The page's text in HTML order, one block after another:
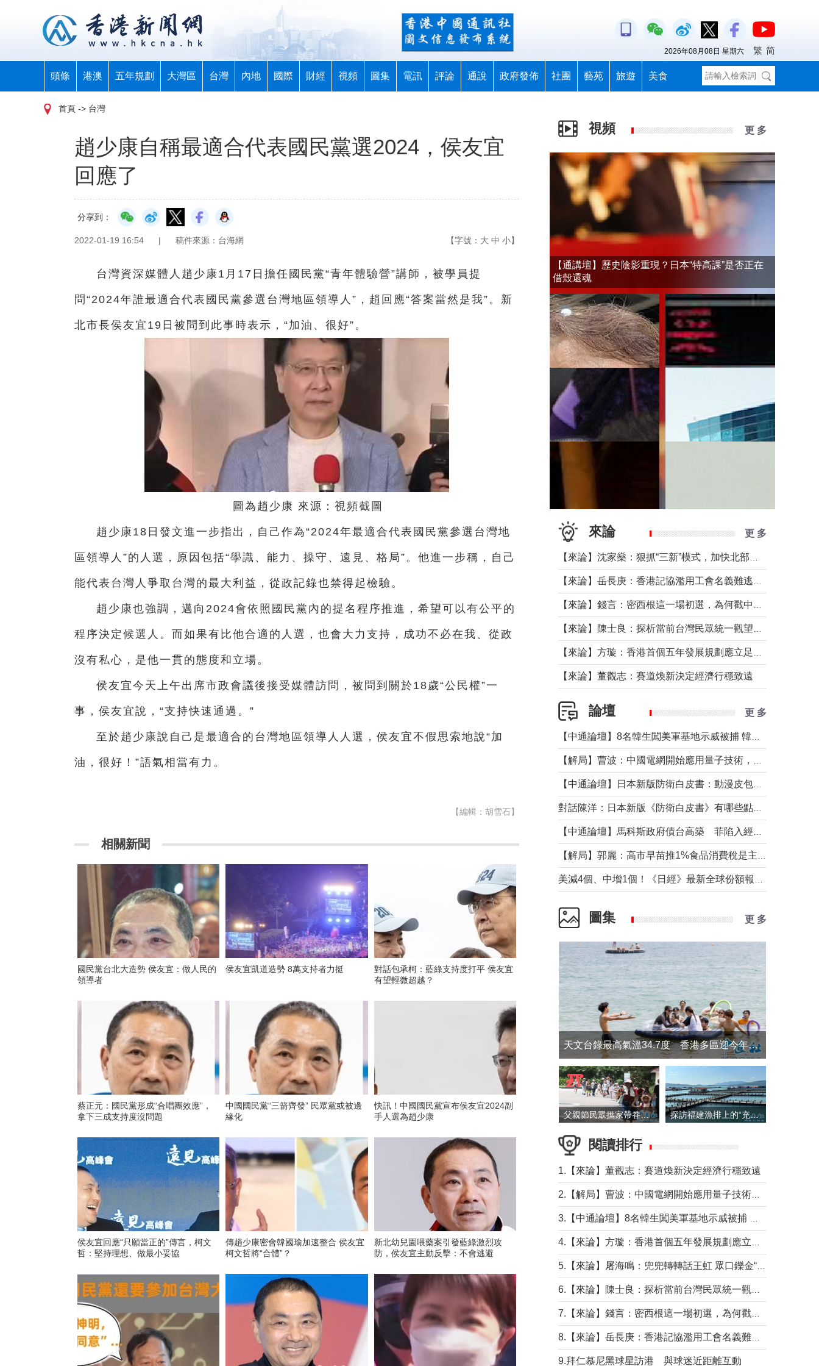
頭條 港澳 五年規劃 大灣區 台灣 內地 國際 財經 視頻 圖集 電訊 評論 通說 政府發佈 社團 藝苑 旅遊 美食
2026年08月08日 星期六 繁 简
首頁 -> 台灣
趙少康自稱最適合代表國民黨選2024，侯友宜
回應了
分享到：
2022-01-19 16:54 | 稿件來源：台海網 【字號： 大 中 小】
台 灣資深媒體人趙少康1月17日擔任國民黨“青年體驗營”講師，被學員提
問“2024年誰最適合代表國民黨參選 台 灣地區領導人”，趙回應“答案當然是我”。新
北市長侯友宜19日被問到此事時表示，“加油、很好”。
圖為趙少康 來源：視頻截圖
趙少康18日發文進 一 步指出，自己作為“2024年最適合代表國民黨參選 台 灣地
區領導人”的人選，原因包括“學識、能力、操守、遠見、格局”。他進 一 步稱，自己
能代表 台 灣人爭取 台 灣的最大利益，從政記錄也禁得起檢驗。
趙少康也強調，邁向2024會依照國民黨內的提名程序推進，希望可以有公平的
程序決定候選人。而如果有比他合適的人選，也會大力支持，成功不必在我、從政
沒有私心，是他一貫的態度和立場。
侯友宜今天上午出席市政會議後接受媒體訪問，被問到關於18歲“公民權”一
事，侯友宜說，“支持快速通過。”
至於趙少康說自己是最適合的 台 灣地區領導人人選，侯友宜不假思索地說“加
油，很好！”語氣相當有力。
【編輯：胡雪石】
相關新聞
國民黨台北大造勢 侯友宜：做人民的
領導者
侯友宜凱道造勢 8萬支持者力挺
對話包承柯：藍綠支持度打平 侯友宜
有望輕微超越？
蔡正元：國民黨形成“合唱團效應”，
拿下三成支持度沒問題
中國國民黨“三箭齊發” 民眾黨或被邊
緣化
快訊！中國國民黨宣布侯友宜2024副
手人選為趙少康
侯友宜回應“只願當正的”傳言，柯文
哲：堅持理想、做最小妥協
傳趙少康密會韓國瑜加速整合 侯友宜
柯文哲將“合體”？
新北幼兒園喂藥案引發藍綠激烈攻
防，侯友宜主動反擊：不會逃避
視頻 更 多
【通講壇】歷史陰影重現？日本“特高課”是否正在
借殼還魂
來論 更 多
【來論】董觀志：賽道煥新決定經濟行穩致遠
論壇 更 多
圖集 更 多
天文台錄最高氣溫34.7度 香港多區迎今年最熱一天
父親節民眾攜家帶眷出遊 探訪福建漁排上的“充電寶”
閱讀排行
1.【來論】董觀志：賽道煥新決定經濟行穩致遠
9.拜仁慕尼黑球星訪港 與球迷近距離互動